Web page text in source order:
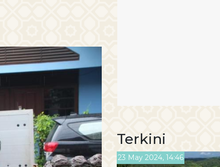
Terkini
23 May 2024, 14:46